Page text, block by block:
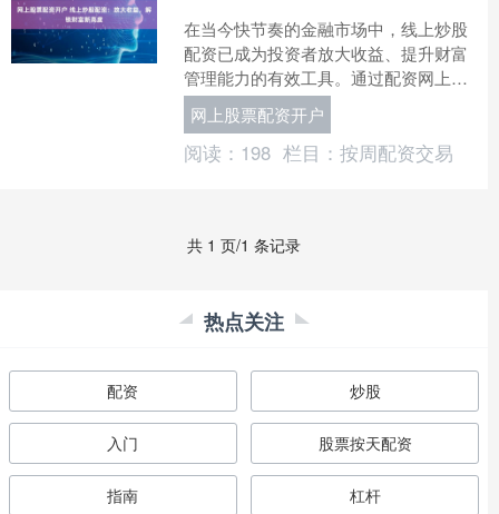
在当今快节奏的金融市场中，线上炒股
配资已成为投资者放大收益、提升财富
管理能力的有效工具。通过配资网上股
票配资开户，投资者可以借用资金杠
杆，以小博大，实现更高的投....
网上股票配资开户
阅读： 198 栏目： 按周配资交易
共 1 页/1 条记录
热点关注
配资 炒股
入门 股票按天配资
指南 杠杆